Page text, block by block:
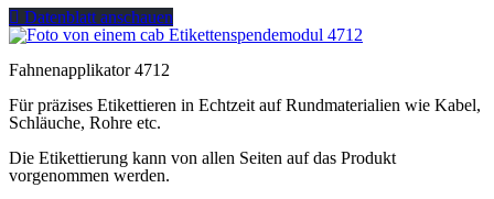
Datenblatt anschauen
Fahnenapplikator 4712
Für präzises Etikettieren in Echtzeit auf Rundmaterialien wie Kabel,
Schläuche, Rohre etc.
Die Etikettierung kann von allen Seiten auf das Produkt
vorgenommen werden.